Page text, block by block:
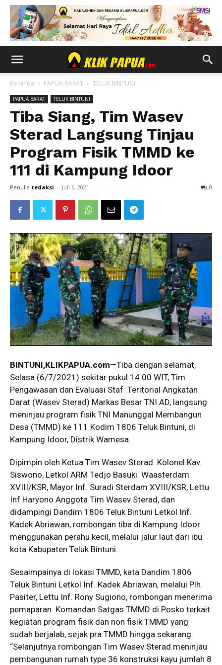
Beranda PAPUA BARAT TELUK BINTUNI
PAPUA BARAT TELUK BINTUNI
Tiba Siang, Tim Wasev
Sterad Langsung Tinjau
Program Fisik TMMD ke
111 di Kampung Idoor
Penulis redaksi - Juli 6, 2021 0
BINTUNI,KLIKPAPUA.com—Tiba dengan selamat,
Selasa (6/7/2021) sekitar pukul 14.00 WIT, Tim
Pengawasan dan Evaluasi Staf Teritorial Angkatan
Darat (Wasev Sterad) Markas Besar TNI AD, langsung
meninjau program fisik TNI Manunggal Membangun
Desa (TMMD) ke 111 Kodim 1806 Teluk Bintuni, di
Kampung Idoor, Distrik Wamesa.
Dipimpin oleh Ketua Tim Wasev Sterad Kolonel Kav.
Siswono, Letkol ARM Tedjo Basuki Waasterdam
XVIII/KSR, Mayor Inf. Suradi Sterdam XVIII/KSR, Lettu
Inf Haryono Anggota Tim Wasev Sterad, dan
didampingi Dandim 1806 Teluk Bintuni Letkol Inf.
Kadek Abriawan, rombongan tiba di Kampung Idoor
menggunakan perahu kecil, melalui jalur laut dari ibu
kota Kabupaten Teluk Bintuni.
Sesaimpainya di lokasi TMMD, kata Dandim 1806
Teluk Bintuni Letkol Inf. Kadek Abriawan, melalui Plh.
Pasiter, Lettu Inf. Rony Sugiono, rombongan menerima
pemaparan Komandan Satgas TMMD di Posko terkait
kegiatan program fisik dan non fisik TMMD yang
sudah berjalab, sejak pra TMMD hingga sekarang.
“Selanjutnya rombongan Tim Wasev Sterad meninjau
pembangunan rumah type 36 konstruksi kayu jumlah 8